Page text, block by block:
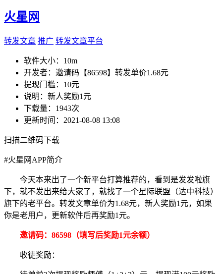
火星网
转发文章 推广 转发文章平台
软件大小： 10m
开发者： 邀请码【86598】转发单价1.68元
提现门槛： 10元
说明： 新人奖励1元
下载量： 1943次
更新时间： 2021-08-08 13:08
扫描二维码下载
#火星网APP简介
今天本来出了一个新平台打算推荐的，看到是发发啦旗
下，就不发出来给大家了，就找了一个星际联盟（达中科技）
旗下的老平台。转发文章单价为1.68元，新人奖励1元，如果
你是老用户，更新软件后再奖励1元。
邀请码：86598（填写后奖励1元余额）
收徒奖励：